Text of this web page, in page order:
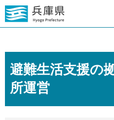
避難生活支援の
所運営